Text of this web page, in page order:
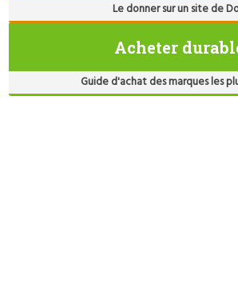
Le donner sur un site de
Acheter
Guide d'achat des marques les